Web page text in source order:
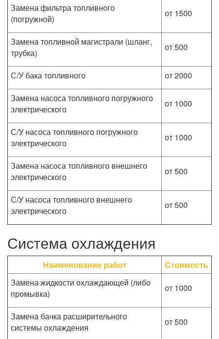
Замена фильтра топливного
(погружной)
от 1500
Замена топливной магистрали (шланг,
трубка)
от 500
С/У бака топливного
от 2000
Замена насоса топливного погружного
электрического
от 1000
С/У насоса топливного погружного
электрического
от 1000
Замена насоса топливного внешнего
электрического
от 500
С/У насоса топливного внешнего
электрического
от 500
Система охлаждения
Наименование работ
Стоимость
Замена жидкости охлаждающей (либо
промывка)
от 1000
Замена бачка расширительного
системы охлаждения
от 500